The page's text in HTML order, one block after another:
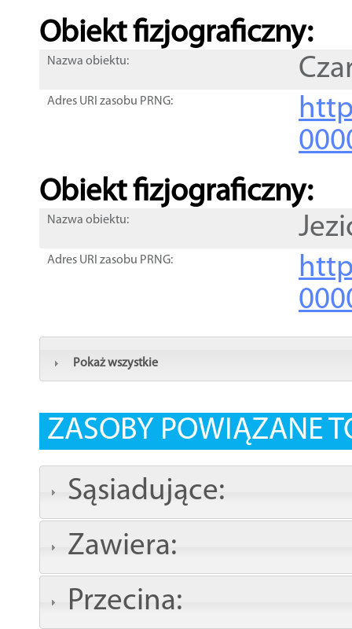
Obiekt fizjograficzny:
Nazwa obiektu:
Adres URI zasobu PRNG:
Obiekt fizjograficzny:
Nazwa obiektu:
Adres URI zasobu PRNG:
Pokaż wszystkie
ZASOBY POWIĄZANE
Sąsiadujące:
Zawiera:
Przecina: